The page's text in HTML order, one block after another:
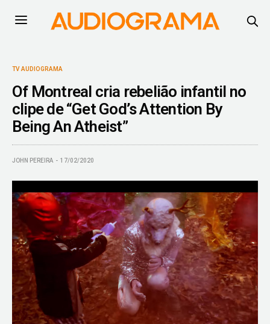
TV AUDIOGRAMA
Of Montreal cria rebelião infantil no
clipe de “Get God’s Attention By
Being An Atheist”
JOHN PEREIRA 17/02/2020